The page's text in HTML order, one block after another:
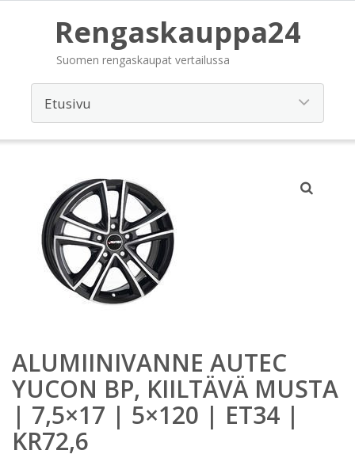
Rengaskauppa24
Suomen rengaskaupat vertailussa
ALUMIINIVANNE AUTEC
YUCON BP, KIILTÄVÄ MUSTA
| 7,5×17 | 5×120 | ET34 |
KR72,6